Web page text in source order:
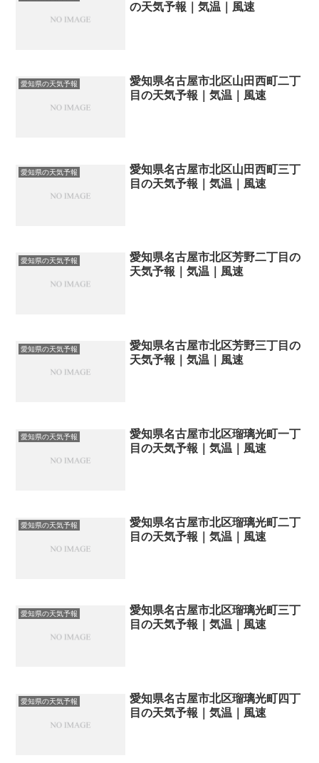
の天気予報｜気温｜風速
愛知県の天気予報
愛知県名古屋市北区山田西町二丁
目の天気予報｜気温｜風速
愛知県の天気予報
愛知県名古屋市北区山田西町三丁
目の天気予報｜気温｜風速
愛知県の天気予報
愛知県名古屋市北区芳野二丁目の
天気予報｜気温｜風速
愛知県の天気予報
愛知県名古屋市北区芳野三丁目の
天気予報｜気温｜風速
愛知県の天気予報
愛知県名古屋市北区瑠璃光町一丁
目の天気予報｜気温｜風速
愛知県の天気予報
愛知県名古屋市北区瑠璃光町二丁
目の天気予報｜気温｜風速
愛知県の天気予報
愛知県名古屋市北区瑠璃光町三丁
目の天気予報｜気温｜風速
愛知県の天気予報
愛知県名古屋市北区瑠璃光町四丁
目の天気予報｜気温｜風速